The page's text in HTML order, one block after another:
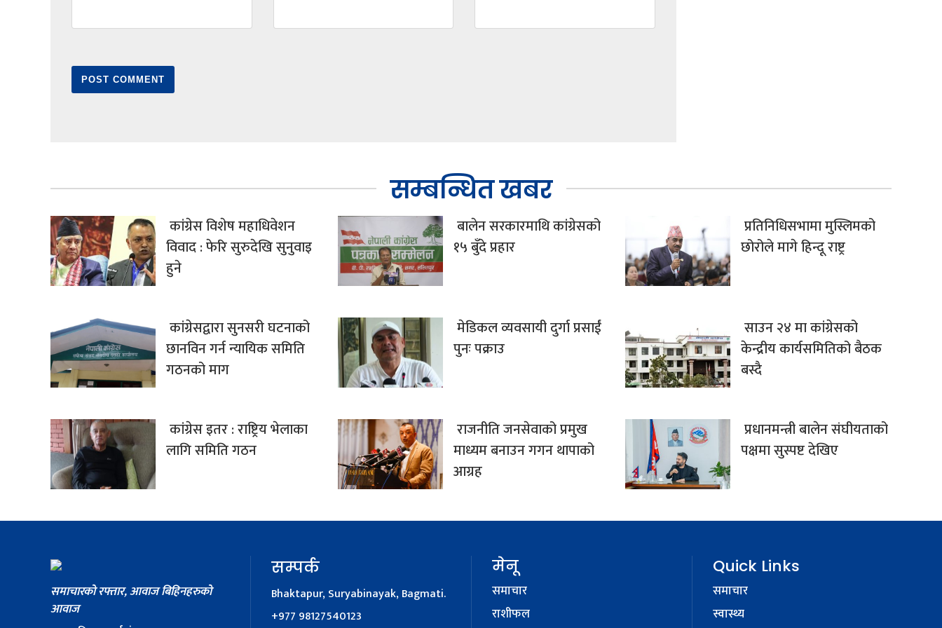
सम्बन्धित खबर
कांग्रेस विशेष महाधिवेशन
विवाद : फेरि सुरुदेखि सुनुवाइ
हुने
बालेन सरकारमाथि कांग्रेसको
१५ बुँदे प्रहार
प्रतिनिधिसभामा मुस्लिमको
छोरोले मागे हिन्दू राष्ट्र
कांग्रेसद्वारा सुनसरी घटनाको
छानविन गर्न न्यायिक समिति
गठनको माग
मेडिकल व्यवसायी दुर्गा प्रसाईं
पुनः पक्राउ
साउन २४ मा कांग्रेसको
केन्द्रीय कार्यसमितिको बैठक
बस्दै
कांग्रेस इतर : राष्ट्रिय भेलाका
लागि समिति गठन
राजनीति जनसेवाको प्रमुख
माध्यम बनाउन गगन थापाको
आग्रह
प्रधानमन्त्री बालेन संघीयताको
पक्षमा सुस्पष्ट देखिए
समाचारको रफ्तार, आवाज बिहिनहरुको
आवाज
सम्पर्क
Bhaktapur, Suryabinayak, Bagmati.
+977 98127540123
मेनू
समाचार
राशीफल
Quick Links
समाचार
स्वास्थ्य